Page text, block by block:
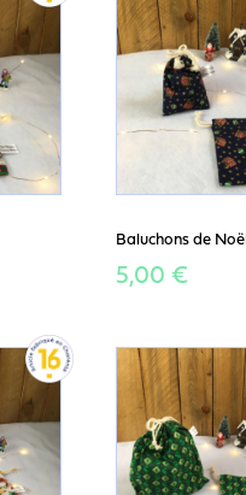
Baluchons de Noël
5,00 €